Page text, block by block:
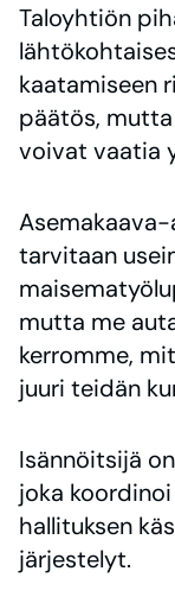
Taloyhtiön
kaatamiseen
päätös,
voivat vaatia
tarvitaan
mutta me
kerromme,
juuri teidän
Isännöitsijä
joka
hallituksen
järjestelyt.